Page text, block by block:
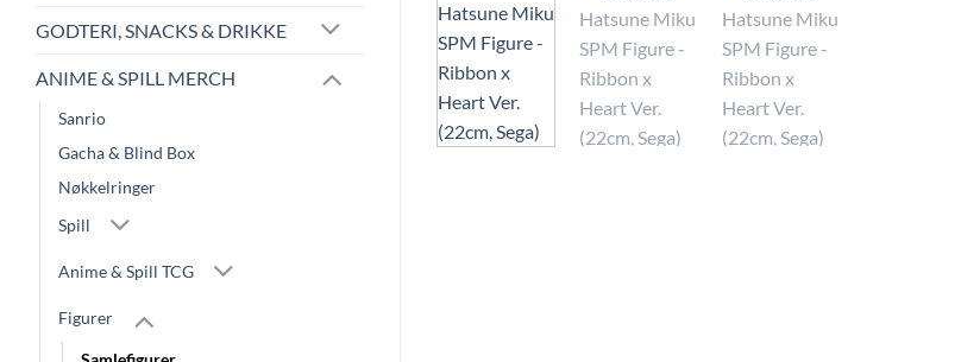
GODTERI, SNACKS & DRIKKE
ANIME & SPILL MERCH
Sanrio
Gacha & Blind Box
Nøkkelringer
Spill
Anime & Spill TCG
Figurer